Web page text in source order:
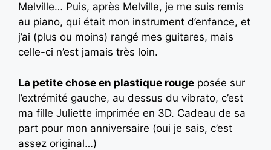
Melville… Puis, après Melville, je me suis remis
au piano, qui était mon instrument d’enfance, et
j’ai (plus ou moins) rangé mes guitares, mais
celle-ci n’est jamais très loin.
La petite chose en plastique rouge posée sur
l’extrémité gauche, au dessus du vibrato, c’est
ma fille Juliette imprimée en 3D. Cadeau de sa
part pour mon anniversaire (oui je sais, c’est
assez original…)